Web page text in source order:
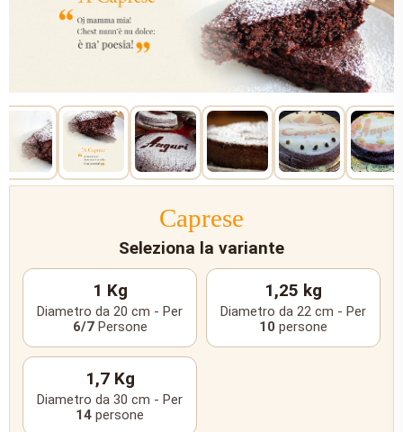
Caprese
Seleziona la variante
1 Kg
Diametro da 20 cm - Per
6/7Persone
1,25 kg
Diametro da 22 cm - Per
10 persone
1,7 Kg
Diametro da 30 cm - Per
14 persone